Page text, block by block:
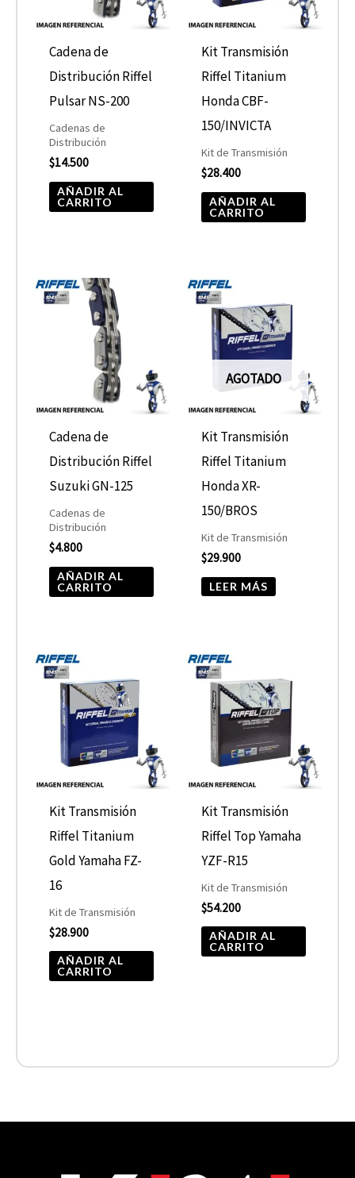
Cadena de
Distribución Riffel
Pulsar NS-200
Cadenas de
Distribución
$14.500
AÑADIR AL
CARRITO
Kit Transmisión
Riffel Titanium
Honda CBF-
150/INVICTA
Kit de Transmisión
$28.400
AÑADIR AL
CARRITO
Cadena de
Distribución Riffel
Suzuki GN-125
Cadenas de
Distribución
$4.800
AÑADIR AL
CARRITO
AGOTADO
Kit Transmisión
Riffel Titanium
Honda XR-
150/BROS
Kit de Transmisión
$29.900
LEER MÁS
Kit Transmisión
Riffel Titanium
Gold Yamaha FZ-
16
Kit de Transmisión
$28.900
AÑADIR AL
CARRITO
Kit Transmisión
Riffel Top Yamaha
YZF-R15
Kit de Transmisión
$54.200
AÑADIR AL
CARRITO